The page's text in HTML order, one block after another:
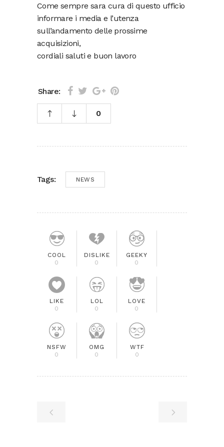
Come sempre sara cura di questo ufficio
informare i media e l’utenza
sull’andamento delle prossime
acquisizioni,
cordiali saluti e buon lavoro
Share:
0
Tags: NEWS
COOL
0
DISLIKE
0
GEEKY
0
LIKE
0
LOL
0
LOVE
0
NSFW
0
OMG
0
WTF
0